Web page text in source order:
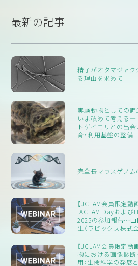
本研究では、動物が リホーミング に適
る際に、さまざまな要素が重要であると
態を左右するような処置を受けたかどう
2. 効果的な社会化とトレーニング。新し
医療処置（去勢手術など）の実施が含まれ
3. 最適な住まいを見つけること。
4. 飼い主の能力を評価すること。これは
されています。基準としては、飼い主候
経験があること、適切な住居があること
を証明できなければならない。家を訪問
を確認することもあります。
5. 新しい飼い主の準備。いくつかの施設
居と初期のフードを提供しています。飼
る責任と、ペットの飼い主としての法的
ことの重要性があります。
最新の記事
精子がオタマジャク
る理由を求めて
実験動物としての両
いま改めて考える―
トゲイモリとの出会
育・利用基盤の整備
完全長マウスゲノム
【JCLAM会員限定動
IACLAM Dayおよび
2025の参加報告～
生（ラビックス株式会
【JCLAM会員限定動
物における画像診断
用：生命科学の発展